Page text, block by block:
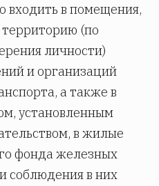
входить в помещения,
(по
личности)
и организаций
а также в
установленным
в жилые
фонда железных
соблюдения в них